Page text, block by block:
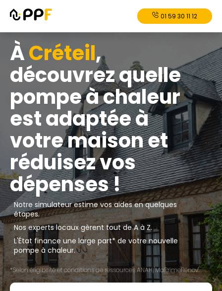
01 59 30 11 12
ÀCréteil,
découvrez quelle
pompe à chaleur
est adaptée à
votre maison et
réduisez vos
dépenses !
Notre simulateur estime vos aides en quelques
étapes.
Nos experts locaux gèrent tout de A à Z.
L'État finance une large part* de votre nouvelle
pompe à chaleur.
*Selon éligibilité et conditions de ressources ANAH/MaPrimeRénov'.